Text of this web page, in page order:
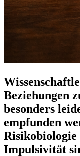
Beziehungen
besonders
empfunden
Risikobiologie
Impulsivität